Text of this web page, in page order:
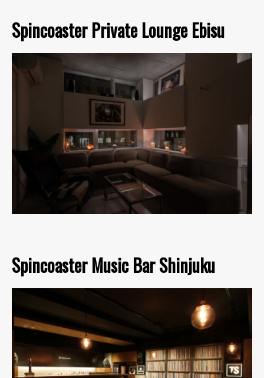
Spincoaster Private Lounge Ebisu
Spincoaster Music Bar Shinjuku